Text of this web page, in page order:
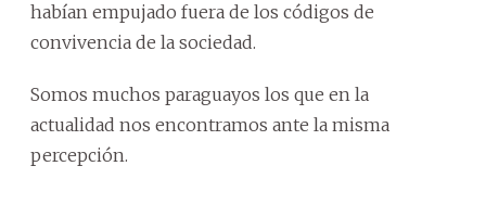
habían empujado fuera de los códigos de
convivencia de la sociedad.
Somos muchos paraguayos los que en la
actualidad nos encontramos ante la misma
percepción.